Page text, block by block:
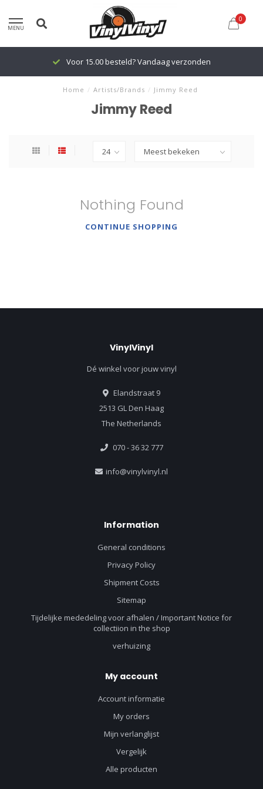
MENU
0
Voor 15.00 besteld? Vandaag verzonden
Home / Artists/Brands / Jimmy Reed
Jimmy Reed
Nothing Found
CONTINUE SHOPPING
VinylVinyl
Dé winkel voor jouw vinyl
Elandstraat 9
2513 GL Den Haag
The Netherlands
070 - 36 32 777
info@vinylvinyl.nl
Information
General conditions
Privacy Policy
Shipment Costs
Sitemap
Tijdelijke mededeling voor afhalen / Important Notice for
collectiion in the shop
verhuizing
My account
Account informatie
My orders
Mijn verlanglijst
Vergelijk
Alle producten